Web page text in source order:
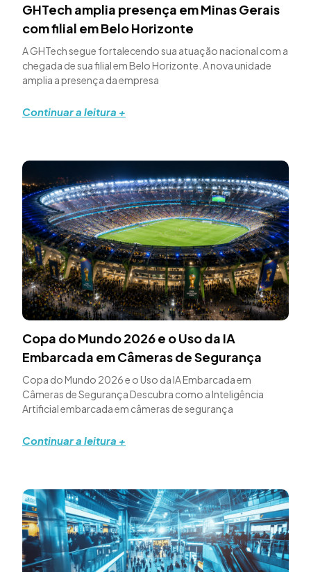
GHTech amplia presença em Minas Gerais
com filial em Belo Horizonte
A GHTech segue fortalecendo sua atuação nacional com a
chegada de sua filial em Belo Horizonte. A nova unidade
amplia a presença da empresa
Continuar a leitura +
Copa do Mundo 2026 e o Uso da IA
Embarcada em Câmeras de Segurança
Copa do Mundo 2026 e o Uso da IA Embarcada em
Câmeras de Segurança Descubra como a Inteligência
Artificial embarcada em câmeras de segurança
Continuar a leitura +